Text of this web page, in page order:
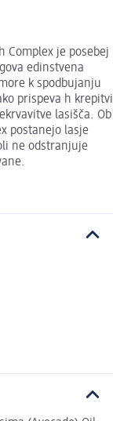
Complex je posebej
edinstvena
k spodbujanju
prispeva h krepitvi
lasišča. Ob
postanejo lasje
ne odstranjuje